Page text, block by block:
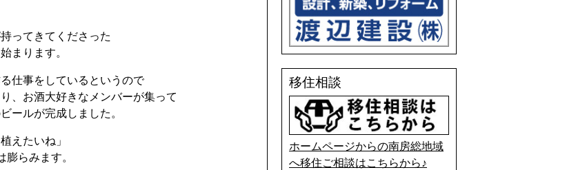
ってきてくださった
まります。
仕事をしているというので
、お酒大好きなメンバーが集って
ールが完成しました。
えたいね」
らみます。
移住相談
ホームページからの南房総地域
へ移住ご相談はこちらから♪